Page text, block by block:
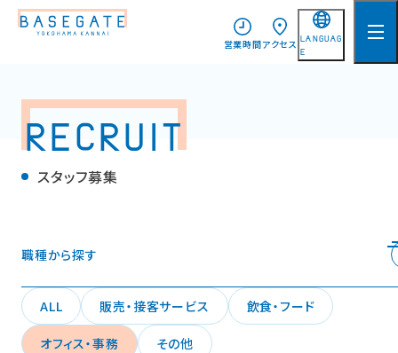
営業時間アクセス LANGUAG
E
RECRUIT
スタッフ募集
職種から探す
ALL 販売・接客サービス 飲食・フード
オフィス・事務 その他